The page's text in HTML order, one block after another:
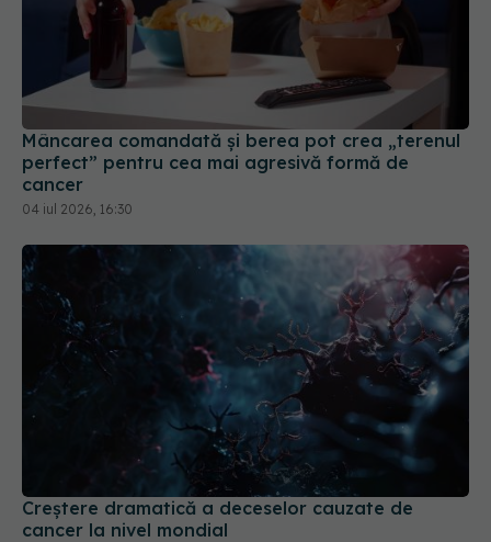
Mâncarea comandată și berea pot crea „terenul
perfect” pentru cea mai agresivă formă de
cancer
04 iul 2026, 16:30
Creștere dramatică a deceselor cauzate de
cancer la nivel mondial